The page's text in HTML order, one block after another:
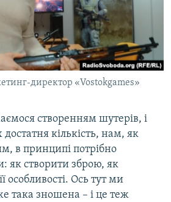
директор «Vostokgames»
створенням шутерів, і
кількість, нам, як
в принципі потрібно
як створити зброю, як
особливості. Ось тут ми
така зношена – і це теж